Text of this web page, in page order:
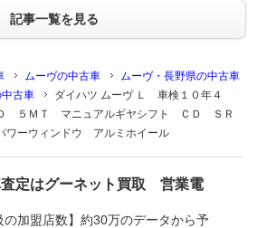
記事一覧を見る
ムーヴの中古車
ムーヴ・長野県の中古車
古車
ダイハツ ムーヴ Ｌ 車検１０年４
５ＭＴ マニュアルギヤシフト ＣＤ ＳＲ
ーウィンドウ アルミホイール
定はグーネット買取 営業電
の加盟店数】約30万のデータから予